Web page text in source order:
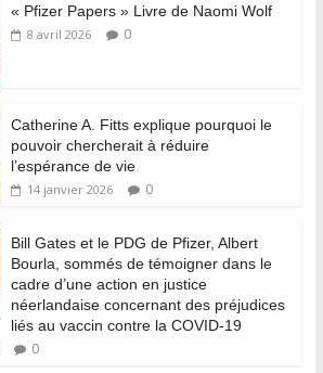
« Pfizer Papers » Livre de Naomi Wolf
8 avril 2026 0
Catherine A. Fitts explique pourquoi le
pouvoir chercherait à réduire
l’espérance de vie
14 janvier 2026 0
Bill Gates et le PDG de Pfizer, Albert
Bourla, sommés de témoigner dans le
cadre d’une action en justice
néerlandaise concernant des préjudices
liés au vaccin contre la COVID-19
0